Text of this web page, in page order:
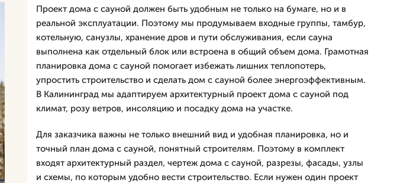
Проект дома с сауной должен быть удобным не только на бумаге, но и в
реальной эксплуатации. Поэтому мы продумываем входные группы, тамбур,
котельную, санузлы, хранение дров и пути обслуживания, если сауна
выполнена как отдельный блок или встроена в общий объем дома. Грамотная
планировка дома с сауной помогает избежать лишних теплопотерь,
упростить строительство и сделать дом с сауной более энергоэффективным.
В Калининград мы адаптируем архитектурный проект дома с сауной под
климат, розу ветров, инсоляцию и посадку дома на участке.
Для заказчика важны не только внешний вид и удобная планировка, но и
точный план дома с сауной, понятный строителям. Поэтому в комплект
входят архитектурный раздел, чертеж дома с сауной, разрезы, фасады, узлы
и схемы, по которым удобно вести строительство. Если нужен один проект